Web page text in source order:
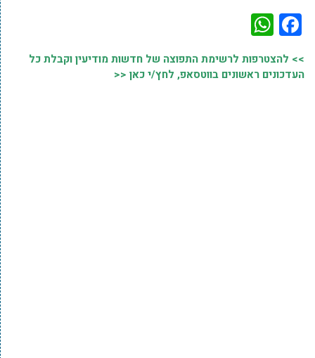
Facebook
>> להצטרפות לרשימת התפוצה של חדשות מודיעין וקבלת כל
העדכונים ראשונים בווטסאפ, לחץ/י כאן <<